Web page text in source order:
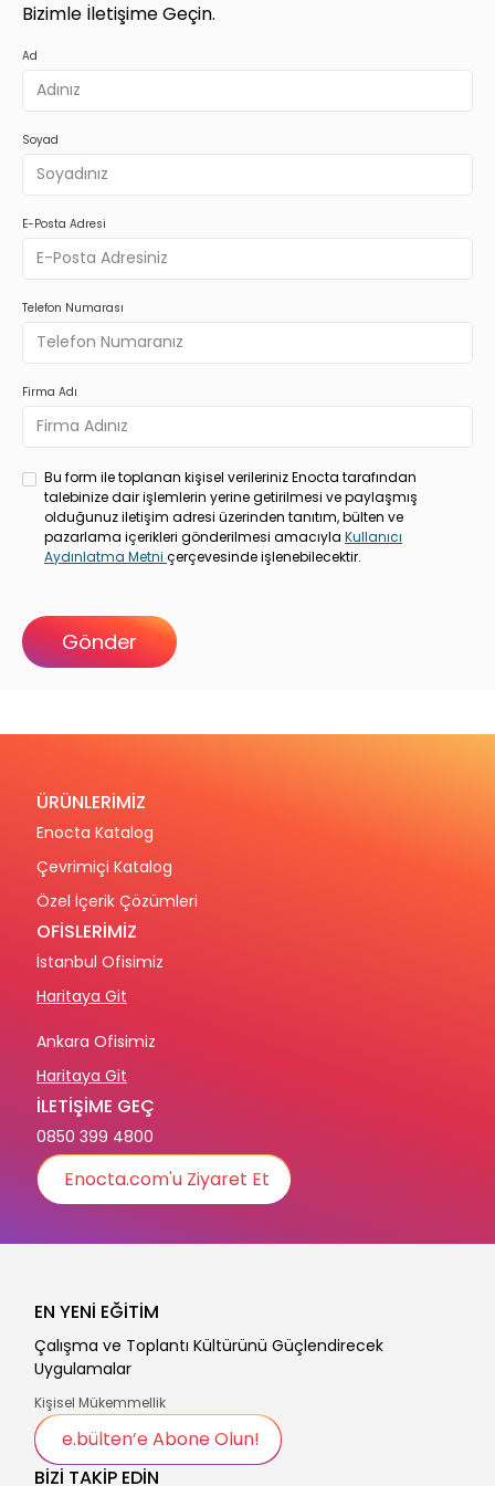
Bizimle İletişime Geçin.
Ad
Soyad
E-Posta Adresi
Telefon Numarası
Firma Adı
Bu form ile toplanan kişisel verileriniz Enocta tarafından
talebinize dair işlemlerin yerine getirilmesi ve paylaşmış
olduğunuz iletişim adresi üzerinden tanıtım, bülten ve
pazarlama içerikleri gönderilmesi amacıyla Kullanıcı
Aydınlatma Metni çerçevesinde işlenebilecektir.
ÜRÜNLERİMİZ
Enocta Katalog
Çevrimiçi Katalog
Özel İçerik Çözümleri
OFİSLERİMİZ
İstanbul Ofisimiz
Haritaya Git
Ankara Ofisimiz
Haritaya Git
İLETİŞİME GEÇ
0850 399 4800
Enocta.com'u Ziyaret Et
BİZİ TAKİP EDİN
EN YENİ EĞİTİM
Çalışma ve Toplantı Kültürünü Güçlendirecek
Uygulamalar
Kişisel Mükemmellik
e.bülten’e Abone Olun!